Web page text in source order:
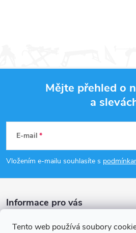
Tento web používá soubory
p
a
t
Mějte přehled o
a
E-mail
Vložením e-mailu souhlasíte s
Informace pro vás